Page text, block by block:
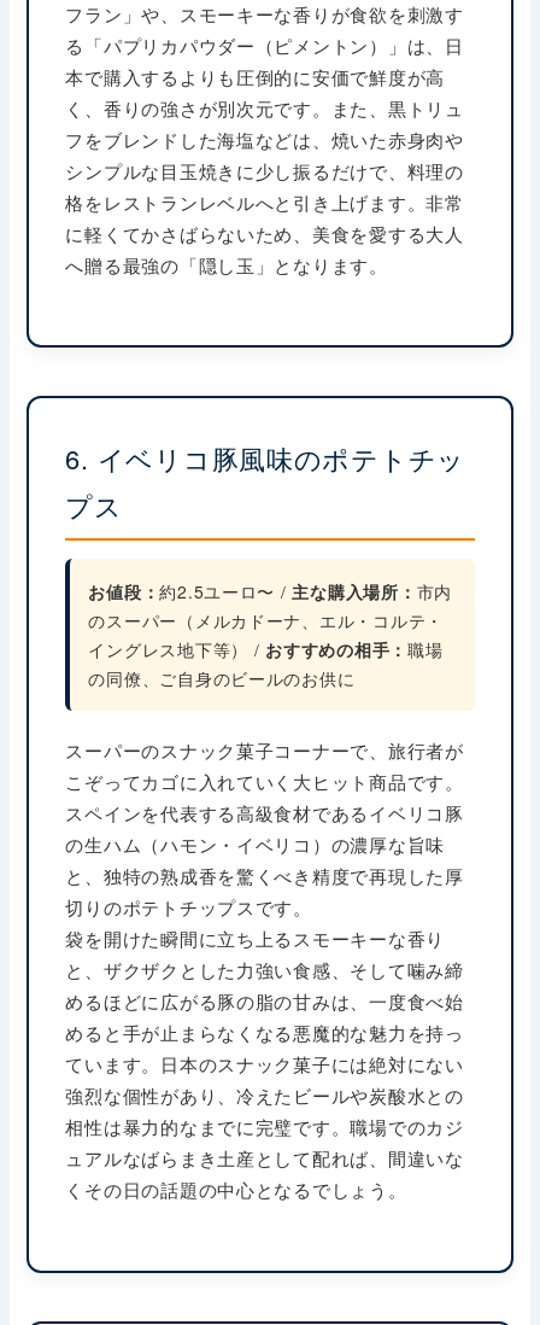
フラン」や、スモーキーな香りが食欲を刺激す
る「パプリカパウダー（ピメントン）」は、日
本で購入するよりも圧倒的に安価で鮮度が高
く、香りの強さが別次元です。また、黒トリュ
フをブレンドした海塩などは、焼いた赤身肉や
シンプルな目玉焼きに少し振るだけで、料理の
格をレストランレベルへと引き上げます。非常
に軽くてかさばらないため、美食を愛する大人
へ贈る最強の「隠し玉」となります。
6. イベリコ豚風味のポテトチッ
プス
お値段：約2.5ユーロ〜 /主な購入場所： 市内
のスーパー（メルカドーナ、エル・コルテ・
イングレス地下等） / おすすめの相手：職場
の同僚、ご自身のビールのお供に
スーパーのスナック菓子コーナーで、旅行者が
こぞってカゴに入れていく大ヒット商品です。
スペインを代表する高級食材であるイベリコ豚
の生ハム（ハモン・イベリコ）の濃厚な旨味
と、独特の熟成香を驚くべき精度で再現した厚
切りのポテトチップスです。
袋を開けた瞬間に立ち上るスモーキーな香り
と、ザクザクとした力強い食感、そして噛み締
めるほどに広がる豚の脂の甘みは、一度食べ始
めると手が止まらなくなる悪魔的な魅力を持っ
ています。日本のスナック菓子には絶対にない
強烈な個性があり、冷えたビールや炭酸水との
相性は暴力的なまでに完璧です。職場でのカジ
ュアルなばらまき土産として配れば、間違いな
くその日の話題の中心となるでしょう。